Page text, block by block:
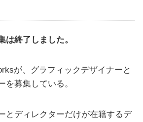
終了しました。
が、グラフィックデザイナーと
を募集している。
とディレクターだけが在籍するデ